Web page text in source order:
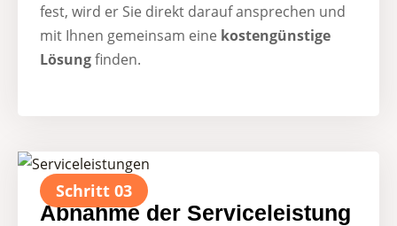
fest, wird er Sie direkt darauf ansprechen und
mit Ihnen gemeinsam eine kostengünstige
Lösungfinden.
Schritt 03
Abnahme der Serviceleistung